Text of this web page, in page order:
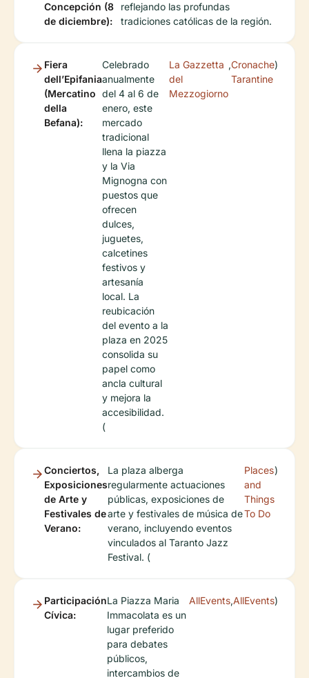
Concepción (8
de diciembre):
reflejando las profundas
tradiciones católicas de la región.
Fiera
dell’Epifania
(Mercatino
della
Befana):
Celebrado
anualmente
del 4 al 6 de
enero, este
mercado
tradicional
llena la piazza
y la Via
Mignogna con
puestos que
ofrecen
dulces,
juguetes,
calcetines
festivos y
artesanía
local. La
reubicación
del evento a la
plaza en 2025
consolida su
papel como
ancla cultural
y mejora la
accesibilidad.
(
La Gazzetta
del
Mezzogiorno
,Cronache
Tarantine
)
Conciertos,
Exposiciones
de Arte y
Festivales de
Verano:
La plaza alberga
regularmente actuaciones
públicas, exposiciones de
arte y festivales de música de
verano, incluyendo eventos
vinculados al Taranto Jazz
Festival. (
Places
and
Things
To Do
)
Participación
Cívica:
La Piazza Maria
Immacolata es un
lugar preferido
para debates
públicos,
intercambios de
AllEvents,AllEvents)